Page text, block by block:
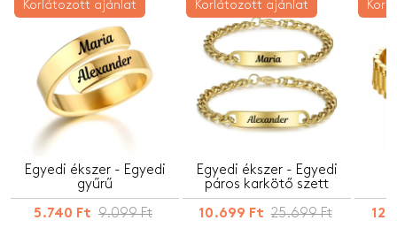
Korlátozott ajánlat
Egyedi ékszer - Egyedi
gyűrű
5.740 Ft 9.099 Ft
Korlátozott ajánlat
Egyedi ékszer - Egyedi
páros karkötő szett
10.699 Ft 25.699 Ft